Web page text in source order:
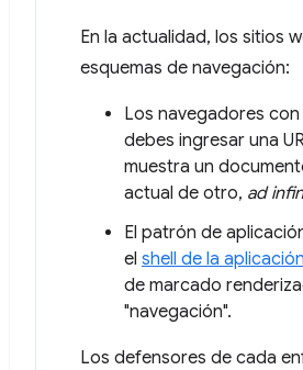
En la actualidad, los sitios
esquemas de navegación:
Los navegadores
debes ingresar una
muestra un
actual de otro, ad
El patrón de
el shell de la aplicación
de marcado
"navegación".
Los defensores de cada